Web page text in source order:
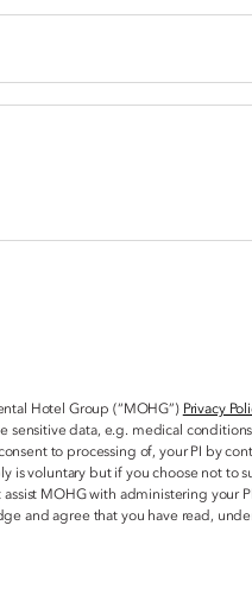
Hotel Group (“MOHG”) Privacy
data, e.g. medical
to processing of, your PI by
is voluntary but if you choose not
MOHG with administering
and agree that you have read,